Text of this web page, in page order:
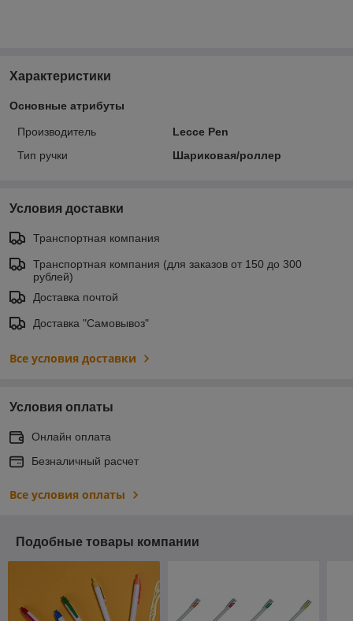
Характеристики
Основные атрибуты
Производитель
Lecce Pen
Тип ручки
Шариковая/роллер
Условия доставки
Транспортная компания
Транспортная компания (для заказов от 150 до 300
рублей)
Доставка почтой
Доставка "Самовывоз"
Все условия доставки
Условия оплаты
Онлайн оплата
Безналичный расчет
Все условия оплаты
Подобные товары компании